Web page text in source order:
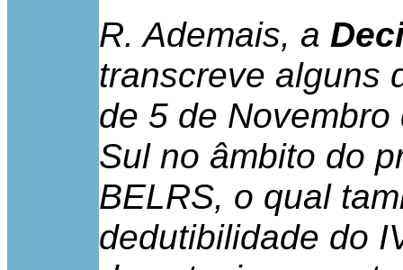
R. Ademais, a
transcreve alguns
de 5 de
Sul no âmbito do
BELRS, o qual
dedutibilidade do